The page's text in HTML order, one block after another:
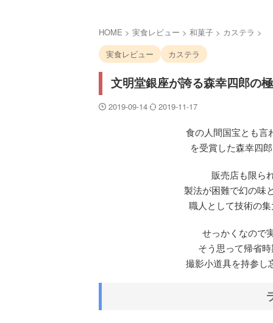
HOME > 実食レビュー > 和菓子 > カステラ >
実食レビュー
カステラ
文明堂銀座が誇る森幸四郎の
2019-09-14 2019-11-17
食の人間国宝とも言
を受賞した森幸四
販売店も限ら
製法が困難で幻の味
職人として技術の
せっかくなので
そう思って帰省
撮影小道具を持参し